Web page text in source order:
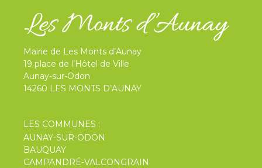
Mairie de Les Monts d’Aunay
19 place de l’Hôtel de Ville
Aunay-sur-Odon
14260 LES MONTS D’AUNAY
LES COMMUNES :
AUNAY-SUR-ODON
BAUQUAY
CAMPANDRÉ-VALCONGRAIN